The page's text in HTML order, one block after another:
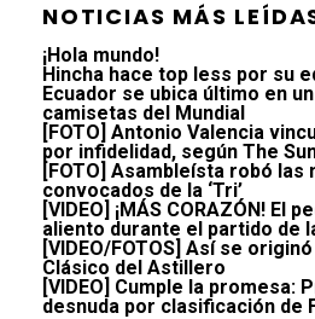
NOTICIAS MÁS
¡Hola mundo!
Hincha hace top less por su
Ecuador se ubica último en
camisetas del Mundial
[FOTO] Antonio Valencia
por infidelidad, según The
[FOTO] Asambleísta robó las
convocados de la ‘Tri’
[VIDEO] ¡MÁS CORAZÓN! El
aliento durante el partido de la
[VIDEO/FOTOS] Así se
Clásico del Astillero
[VIDEO] Cumple la promesa:
desnuda por clasificación de